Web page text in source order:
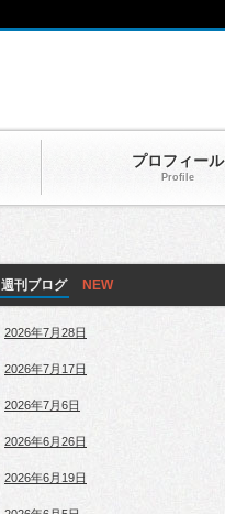
プロフィール
Profile
週刊ブログ
2026年7月28日
2026年7月17日
2026年7月6日
2026年6月26日
2026年6月19日